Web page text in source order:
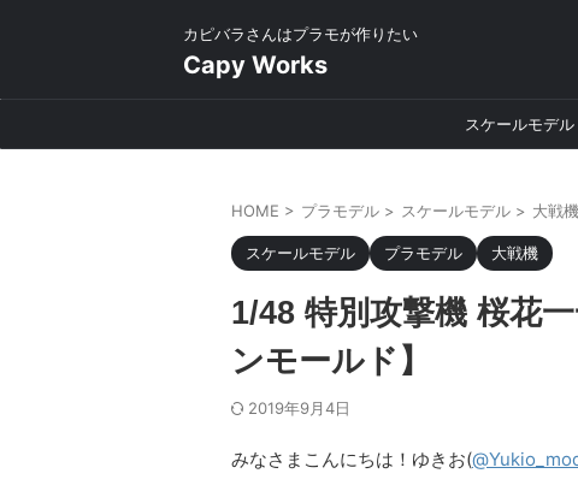
カピバラさんはプラモが作りたい
Capy Works
スケールモデル
HOME > プラモデル > スケールモデル > 大戦機
スケールモデル プラモデル 大戦機
1/48 特別攻撃機 桜花
ンモールド】
2019年9月4日
みなさまこんにちは！ゆきお(